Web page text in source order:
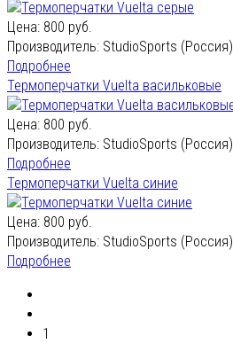
Цена: 800 руб.
Производитель: StudioSports (Россия)
Подробнее
Термоперчатки Vuelta васильковые
Цена: 800 руб.
Производитель: StudioSports (Россия)
Подробнее
Термоперчатки Vuelta синие
Цена: 800 руб.
Производитель: StudioSports (Россия)
Подробнее
1